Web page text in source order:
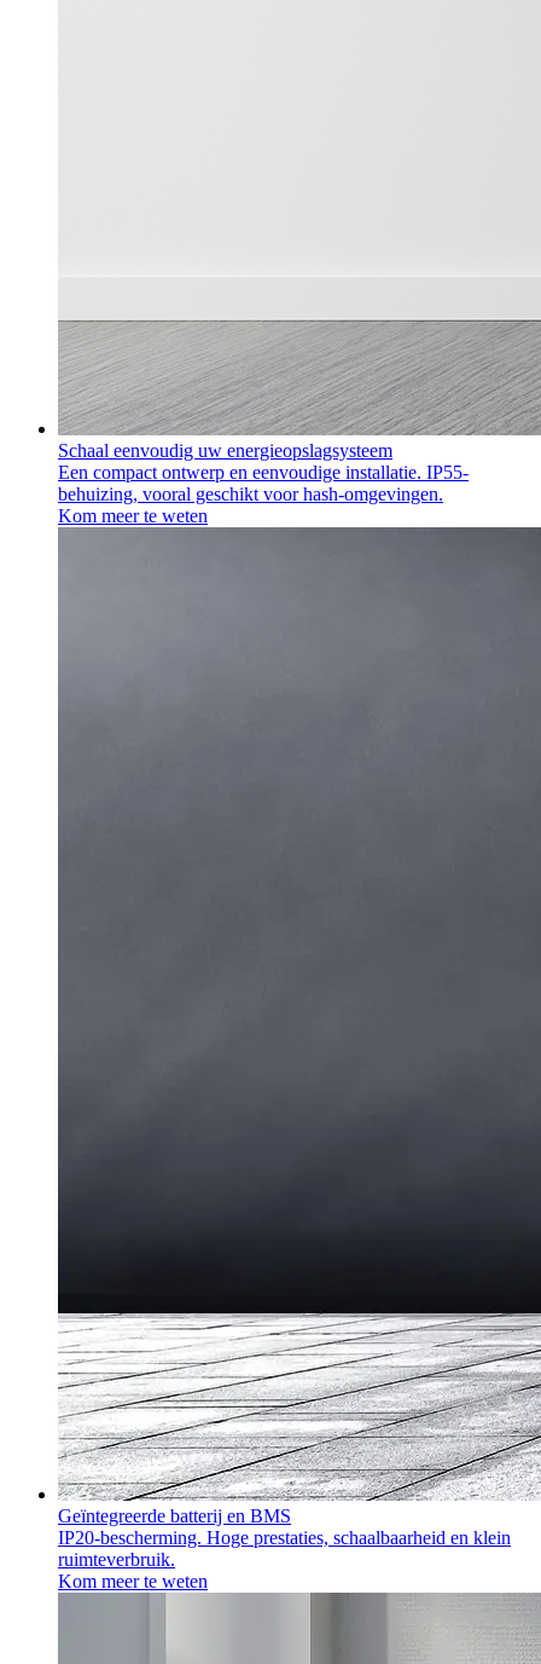
Schaal eenvoudig uw energieopslagsysteem
Een compact ontwerp en eenvoudige installatie. IP55-
behuizing, vooral geschikt voor hash-omgevingen.
Kom meer te weten
Geïntegreerde batterij en BMS
IP20-bescherming. Hoge prestaties, schaalbaarheid en klein
ruimteverbruik.
Kom meer te weten